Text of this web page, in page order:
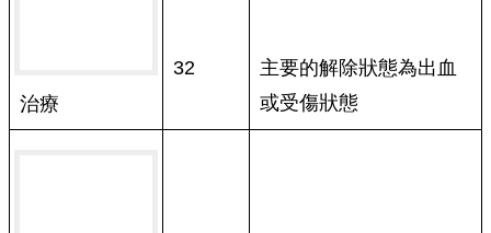
治療
32
主要的解除狀態為出血
或受傷狀態